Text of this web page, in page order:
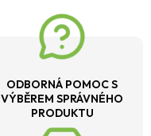
ODBORNÁ POMOC S
VÝBĚREM SPRÁVNÉHO
PRODUKTU